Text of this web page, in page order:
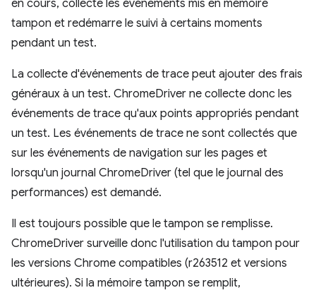
en cours, collecte les événements mis en mémoire
tampon et redémarre le suivi à certains moments
pendant un test.
La collecte d'événements de trace peut ajouter des frais
généraux à un test. ChromeDriver ne collecte donc les
événements de trace qu'aux points appropriés pendant
un test. Les événements de trace ne sont collectés que
sur les événements de navigation sur les pages et
lorsqu'un journal ChromeDriver (tel que le journal des
performances) est demandé.
Il est toujours possible que le tampon se remplisse.
ChromeDriver surveille donc l'utilisation du tampon pour
les versions Chrome compatibles (r263512 et versions
ultérieures). Si la mémoire tampon se remplit,